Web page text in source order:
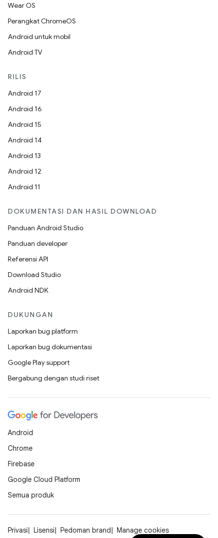
Wear OS
Perangkat ChromeOS
Android untuk mobil
Android TV
RILIS
Android 17
Android 16
Android 15
Android 14
Android 13
Android 12
Android 11
DOKUMENTASI DAN HASIL DOWNLOAD
Panduan Android Studio
Panduan developer
Referensi API
Download Studio
Android NDK
DUKUNGAN
Laporkan bug platform
Laporkan bug dokumentasi
Google Play support
Bergabung dengan studi riset
Android
Chrome
Firebase
Google Cloud Platform
Semua produk
Privasi Lisensi Pedoman brand Manage cookies